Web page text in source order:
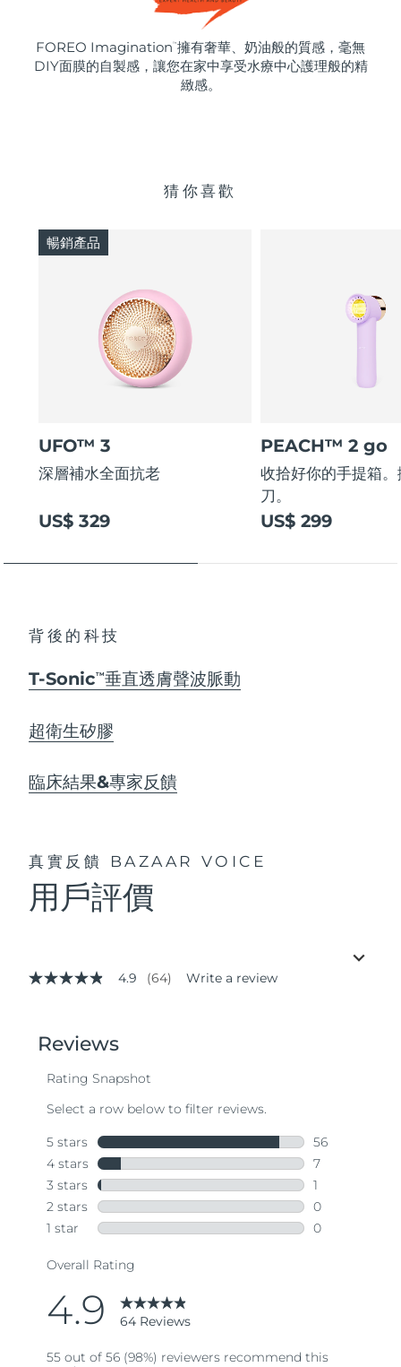
FOREO Imagination ™ 擁有奢華、奶油般的質感，毫無
DIY面膜的自製感，讓您在家中享受水療中心護理般的精
緻感。
猜你喜歡
UFO™ 3
深層補水全面抗老
US$ 329
暢銷產品
PEACH™ 2 go
收拾好你的手提箱
刀。
US$ 299
背後的科技
T-SonicTM 垂直透膚聲波脈動
超衛生矽膠
臨床結果&專家反饋
真實反饋 BAZAAR VOICE
用戶評價
4.9
stars,
average
value.
Same
page
link.
4.9 (64) Write a review